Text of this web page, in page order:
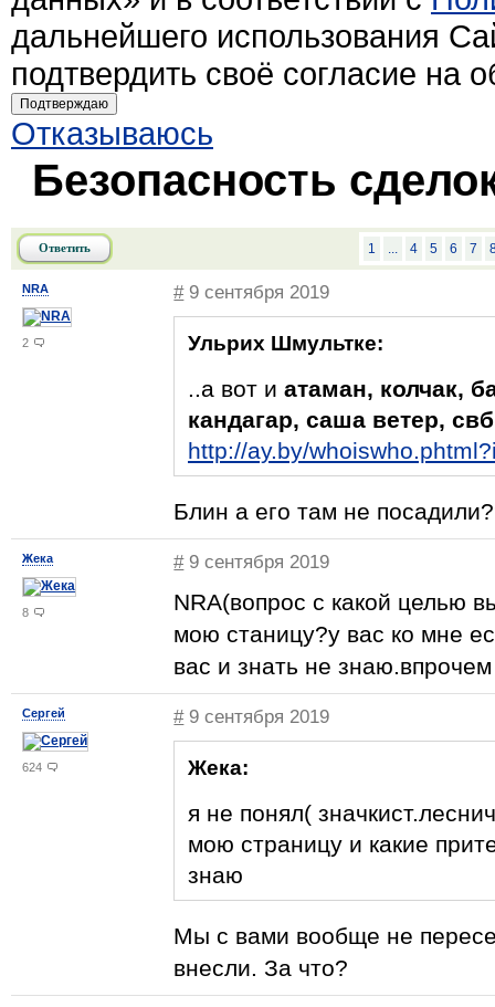
дальнейшего использования
подтвердить своё согласие на
Подтверждаю
Отказываюсь
Безопасность
Ответить 1 ... 4 5 6 7
NRA
2
#9 сентября 2019
Ульрих Шмультке:
..а вот и атаман, колчак,
кандагар, саша ветер,
http://ay.by/
Блин а его там не
Жека
8
#9 сентября 2019
NRA(вопрос с какой целью
мою станицу?у вас ко мне
вас и знать не
Сергей
624
#9 сентября 2019
Жека:
я не понял(
мою страницу и какие
знаю
Мы с вами вообще не
внесли. За что?